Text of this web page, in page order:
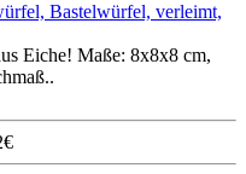
Bastelwürfel, verleimt,
Eiche! Maße: 8x8x8 cm,